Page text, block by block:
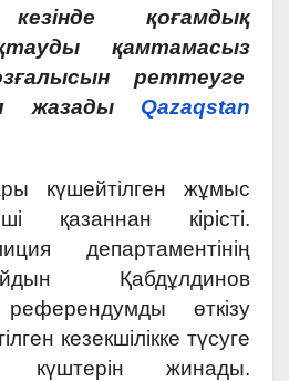
қоғамдық
қамтамасыз
реттеуге
жазады Qazaqstan
күшейтілген жұмыс
қазаннан кірісті.
департаментінің
Қабдұлдинов
референдумды өткізу
кезекшілікке түсуге
күштерін жинады.